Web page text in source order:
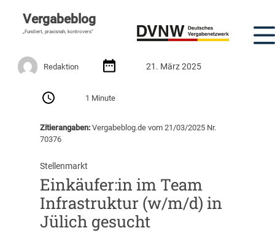
Vergabeblog
„Fundiert, praxisnah, kontrovers“
Redaktion 21. März 2025
1 Minute
Zitierangaben:Vergabeblog.de vom 21/03/2025 Nr.
70376
Stellenmarkt
Einkäufer:in im Team
Infrastruktur (w/m/d) in
Jülich gesucht